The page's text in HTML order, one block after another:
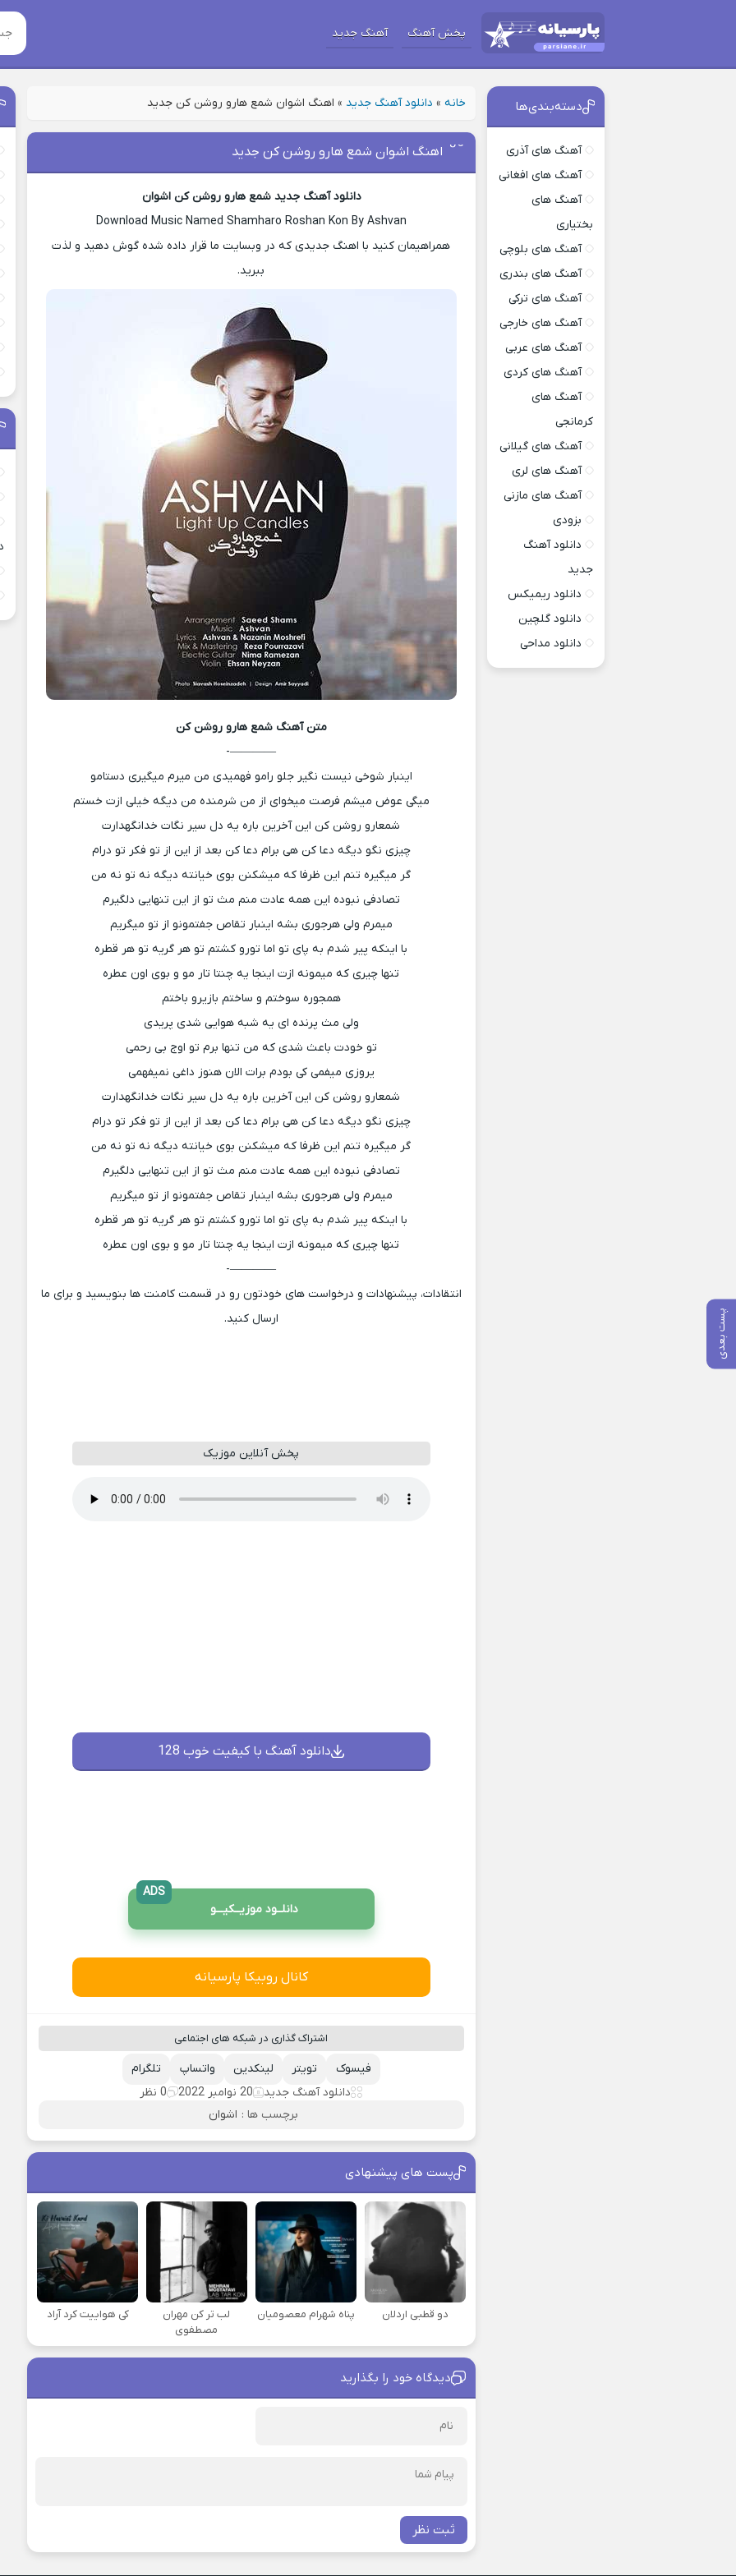
پخش آهنگ آهنگ جدید
خانه » دانلود آهنگ جدید » اهنگ اشوان شمع هارو روشن کن جدید
پست بعدی
اهنگ اشوان شمع هارو روشن کن جدید
دانلود آهنگ جدید شمع هارو روشن کن اشوان
Download Music Named Shamharo Roshan Kon By Ashvan
همراهیمان کنید با اهنگ جدیدی که در وبسایت ما قرار داده شده گوش دهید و لذت
ببرید.
متن آهنگ شمع هارو روشن کن
————-
اینبار شوخی نیست نگیر جلو رامو فهمیدی من میرم میگیری دستامو
میگی عوض میشم فرصت میخوای از من شرمنده من دیگه خیلی ازت خستم
شمعارو روشن کن این آخرین باره یه دل سیر نگات خدانگهدارت
چیزی نگو دیگه دعا کن هی برام دعا کن بعد از این از تو فکر تو درام
گر میگیره تنم این ظرفا که میشکنن بوی خیانته دیگه نه تو نه من
تصادفی نبوده این همه عادت منم مث تو از این تنهایی دلگیرم
میمرم ولی هرجوری بشه اینبار تقاص جفتمونو از تو میگریم
با اینکه پیر شدم به پای تو اما تورو کشتم تو هر گریه تو هر قطره
تنها چیری که میمونه ازت اینجا یه چنتا تار مو و بوی اون عطره
همجوره سوختم و ساختم بازیرو باختم
ولی مث پرنده ای یه شبه هوایی شدی پریدی
تو خودت باعث شدی که من تنها برم تو اوج بی رحمی
یروزی میفمی کی بودم برات الان هنوز داغی نمیفهمی
شمعارو روشن کن این آخرین باره یه دل سیر نگات خدانگهدارت
چیزی نگو دیگه دعا کن هی برام دعا کن بعد از این از تو فکر تو درام
گر میگیره تنم این ظرفا که میشکنن بوی خیانته دیگه نه تو نه من
تصادفی نبوده این همه عادت منم مث تو از این تنهایی دلگیرم
میمرم ولی هرجوری بشه اینبار تقاص جفتمونو از تو میگریم
با اینکه پیر شدم به پای تو اما تورو کشتم تو هر گریه تو هر قطره
تنها چیری که میمونه ازت اینجا یه چنتا تار مو و بوی اون عطره
————-
انتقادات، پیشنهادات و درخواست های خودتون رو در قسمت کامنت ها بنویسید و برای ما
ارسال کنید.
پخش آنلاین موزیک
دانلود آهنگ با کیفیت خوب 128
دانلــود موزیــکیـــو
ADS
کانال روبیکا پارسیانه
اشتراک گذاری در شبکه های اجتماعی
تلگرام واتساپ لینکدین تویتر
فیسوک
دانلود آهنگ جدید
20 نوامبر 2022
0 نظر
برچسب ها : اشوان
پست های پیشنهادی
دو قطبی اردلان پناه شهرام معصومیان
لب تر کن مهران
مصطفوی
کی هواییت کرد آراد
دیدگاه خود را بگذارید
ثبت نظر
دسته‌بندی‌ها
آهنگ های آذری
آهنگ های افغانی
آهنگ های
بختیاری
آهنگ های بلوچی
آهنگ های بندری
آهنگ های ترکی
آهنگ های خارجی
آهنگ های عربی
آهنگ های کردی
آهنگ های
کرمانجی
آهنگ های گیلانی
آهنگ های لری
آهنگ های مازنی
بزودی
دانلود آهنگ
جدید
دانلود ریمیکس
دانلود گلچین
دانلود مداحی